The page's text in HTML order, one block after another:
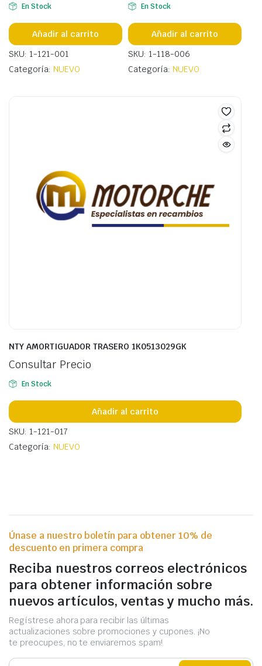
En Stock
Añadir al carrito
SKU: 1-121-001
Categoría: NUEVO
En Stock
Añadir al carrito
SKU: 1-118-006
Categoría: NUEVO
NTY AMORTIGUADOR TRASERO 1K0513029GK
Consultar Precio
En Stock
Añadir al carrito
SKU: 1-121-017
Categoría: NUEVO
Únase a nuestro boletín para obtener 10% de
descuento en primera compra
Reciba nuestros correos electrónicos
para obtener información sobre
nuevos artículos, ventas y mucho más.
Regístrese ahora para recibir las últimas
actualizaciones sobre promociones y cupones. ¡No
te preocupes, no te enviaremos spam!